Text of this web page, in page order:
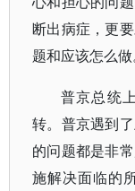
断出病症，更
题和应该怎么做
普京总统
转。普京遇到
的问题都是非
施解决面临的